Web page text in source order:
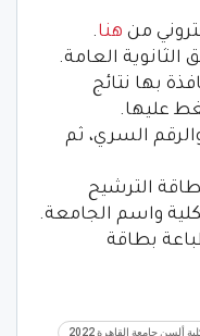
من هنا.
العامة.
بها نتائج
السري، ثم
الترشيح
واسم الجامعة.
بطاقة
ألسن جامعة القاهرة 2022